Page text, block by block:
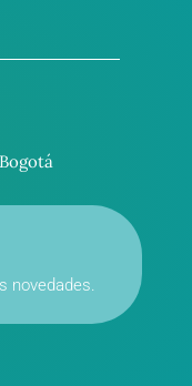
novedades.